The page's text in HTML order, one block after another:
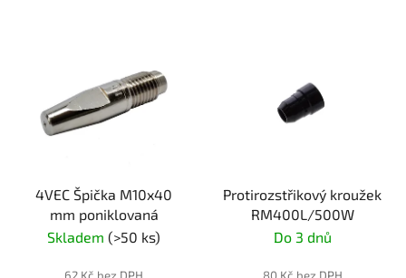
4VEC Špička M10x40
mm poniklovaná
Skladem (>50 ks)
Protirozstřikový kroužek
RM400L/500W
Do 3 dnů